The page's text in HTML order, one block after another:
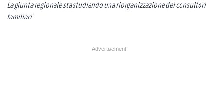
La giunta regionale sta studiando una riorganizzazione dei consultori
familiari